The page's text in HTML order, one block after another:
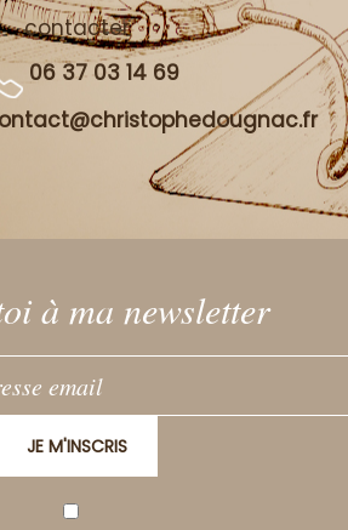
contacter
06 37 03 14 69
à ma newsletter
JE M'INSCRIS